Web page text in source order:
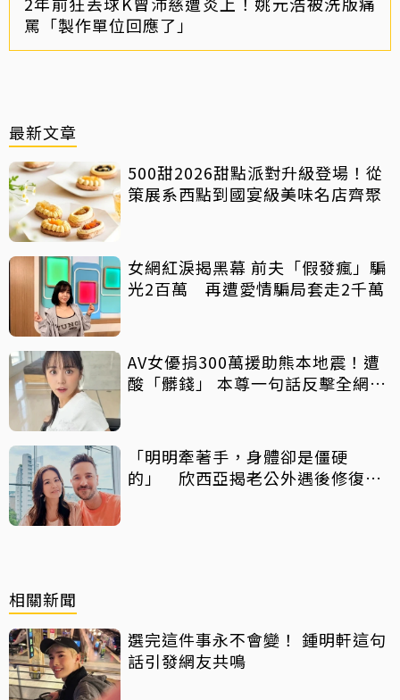
罵「製作單位回應了」
最新文章
500甜2026甜點派對升級登場！從
策展系西點到國宴級美味名店齊聚
女網紅淚揭黑幕 前夫「假發瘋」騙
光2百萬 再遭愛情騙局套走2千萬
AV女優捐300萬援助熊本地震！遭
酸「髒錢」 本尊一句話反擊全網力
「明明牽著手，身體卻是僵硬
的」 欣西亞揭老公外遇後修復真
相關新聞
選完這件事永不會變！ 鍾明軒這句
話引發網友共鳴